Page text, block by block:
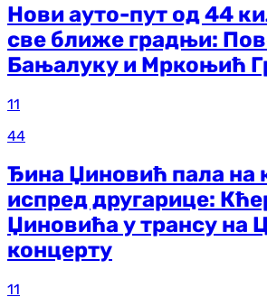
Нови ауто-пут од 44
све ближе градњи:
Бањалуку и Мркоњић
11
44
Ђина Џиновић пала на
испред другарице:
Џиновића у трансу на
концерту
11